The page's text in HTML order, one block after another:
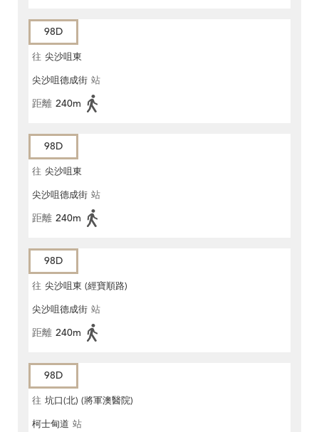
98D
往 尖沙咀東
尖沙咀德成街 站
距離 240m
98D
往 尖沙咀東
尖沙咀德成街 站
距離 240m
98D
往 尖沙咀東 (經寶順路)
尖沙咀德成街 站
距離 240m
98D
往 坑口(北) (將軍澳醫院)
柯士甸道 站